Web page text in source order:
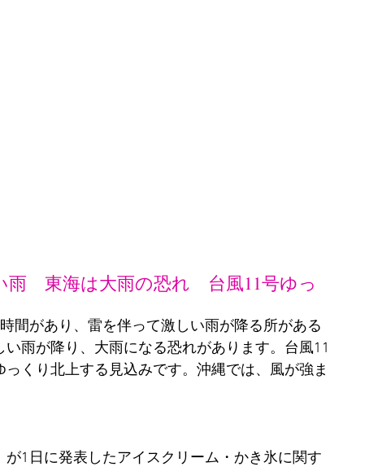
　東海は大雨の恐れ　台風11号ゆっ
間があり、雷を伴って激しい雨が降る所がある
雨が降り、大雨になる恐れがあります。台風11
くり北上する見込みです。沖縄では、風が強ま
が1日に発表したアイスクリーム・かき氷に関す